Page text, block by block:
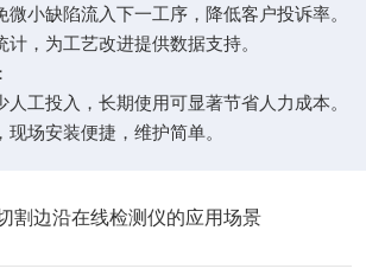
小缺陷流入下一工序，降低客户投诉率。
，为工艺改进提供数据支持。
工投入，长期使用可显著节省人力成本。
场安装便捷，维护简单。
割边沿在线检测仪的应用场景